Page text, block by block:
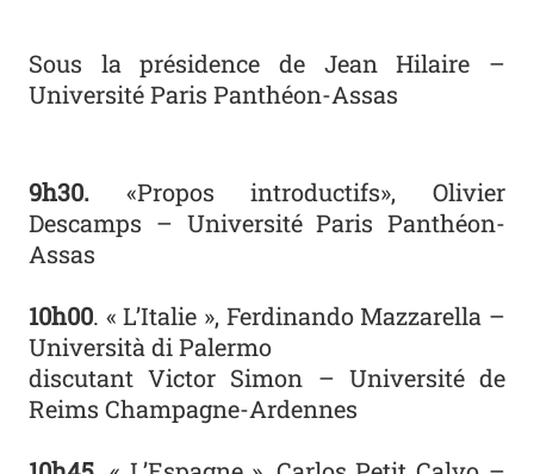
Sous la présidence de Jean Hilaire –
Université Paris Panthéon-Assas
9h30. «Propos introductifs», Olivier
Descamps – Université Paris Panthéon-
Assas
10h00. « L’Italie », Ferdinando Mazzarella –
Università di Palermo
discutant Victor Simon – Université de
Reims Champagne-Ardennes